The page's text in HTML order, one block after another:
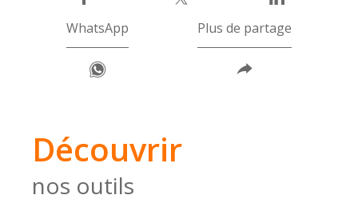
WhatsApp Plus de partage
découvrir
nos outils